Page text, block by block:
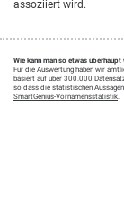
assoziiert wird.
Wie kann man so etwas
Für die Auswertung haben wir
basiert auf über 300.000
so dass die statistischen
SmartGenius-Vornamensstatistik.